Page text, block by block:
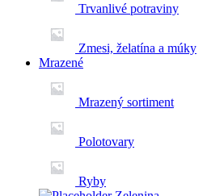
Trvanlivé potraviny
Zmesi, želatína a múky
Mrazené
Mrazený sortiment
Polotovary
Ryby